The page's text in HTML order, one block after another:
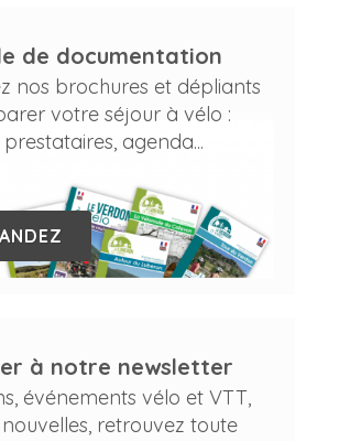
de documentation
nos brochures et dépliants
votre séjour à vélo :
agenda...
à notre newsletter
événements vélo et VTT,
retrouvez toute